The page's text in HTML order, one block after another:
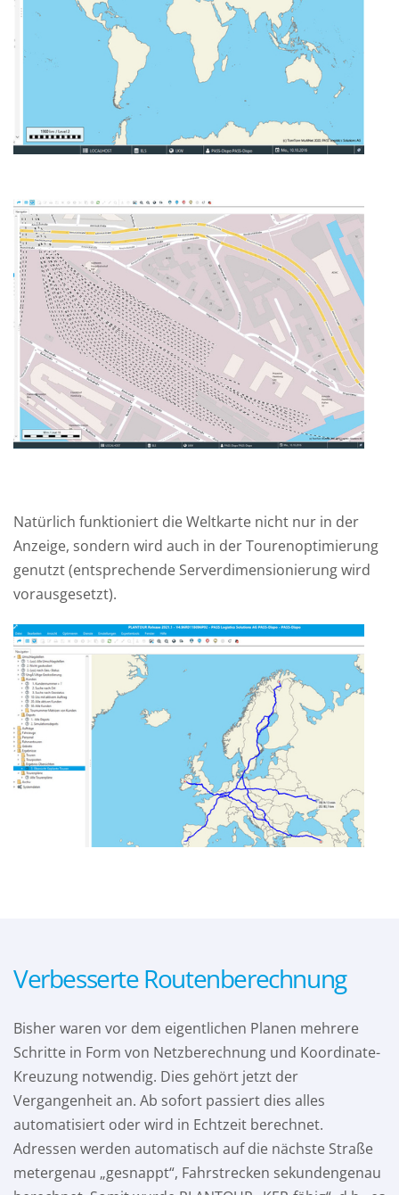
Natürlich funktioniert die Weltkarte nicht nur in der
Anzeige, sondern wird auch in der Tourenoptimierung
genutzt (entsprechende Serverdimensionierung wird
vorausgesetzt).
Verbesserte Routenberechnung
Bisher waren vor dem eigentlichen Planen mehrere
Schritte in Form von Netzberechnung und Koordinate-
Kreuzung notwendig. Dies gehört jetzt der
Vergangenheit an. Ab sofort passiert dies alles
automatisiert oder wird in Echtzeit berechnet.
Adressen werden automatisch auf die nächste Straße
metergenau „gesnappt“, Fahrstrecken sekundengenau